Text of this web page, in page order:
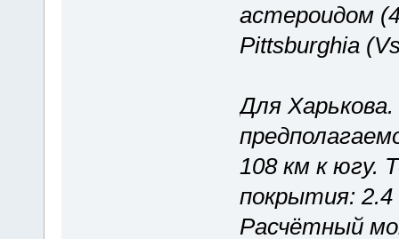
астероидом
Pittsburghia
Для
108 км к югу.
покрытия:
Расчётный